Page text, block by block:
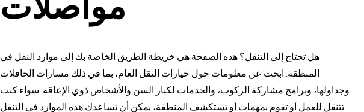
هل تحتاج إلى التنقل؟ هذه الصفحة هي خريطة الطريق الخاصة بك إلى موارد النقل في
المنطقة. ابحث عن معلومات حول خيارات النقل العام، بما في ذلك مسارات الحافلات
وجداولها، وبرامج مشاركة الركوب، والخدمات لكبار السن والأشخاص ذوي الإعاقة. سواء كنت
تتنقل للعمل أو تقوم بمهمات أو تستكشف المنطقة، يمكن أن تساعدك هذه الموارد في التنقل